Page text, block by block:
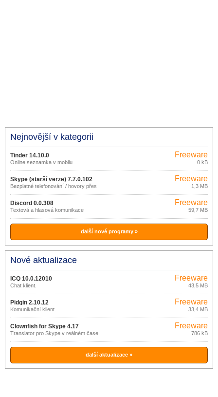
Nejnovější v kategorii
Tinder 14.10.0
Online seznamka v mobilu
Freeware
0 kB
Skype (starší verze) 7.7.0.102
Bezplatné telefonování / hovory přes
Freeware
1,3 MB
Discord 0.0.308
Textová a hlasová komunikace
Freeware
59,7 MB
další nové programy »
Nové aktualizace
ICQ 10.0.12010
Chat klient.
Freeware
43,5 MB
Pidgin 2.10.12
Komunikační klient.
Freeware
33,4 MB
Clownfish for Skype 4.17
Translator pro Skype v reálném čase.
Freeware
786 kB
další aktualizace »